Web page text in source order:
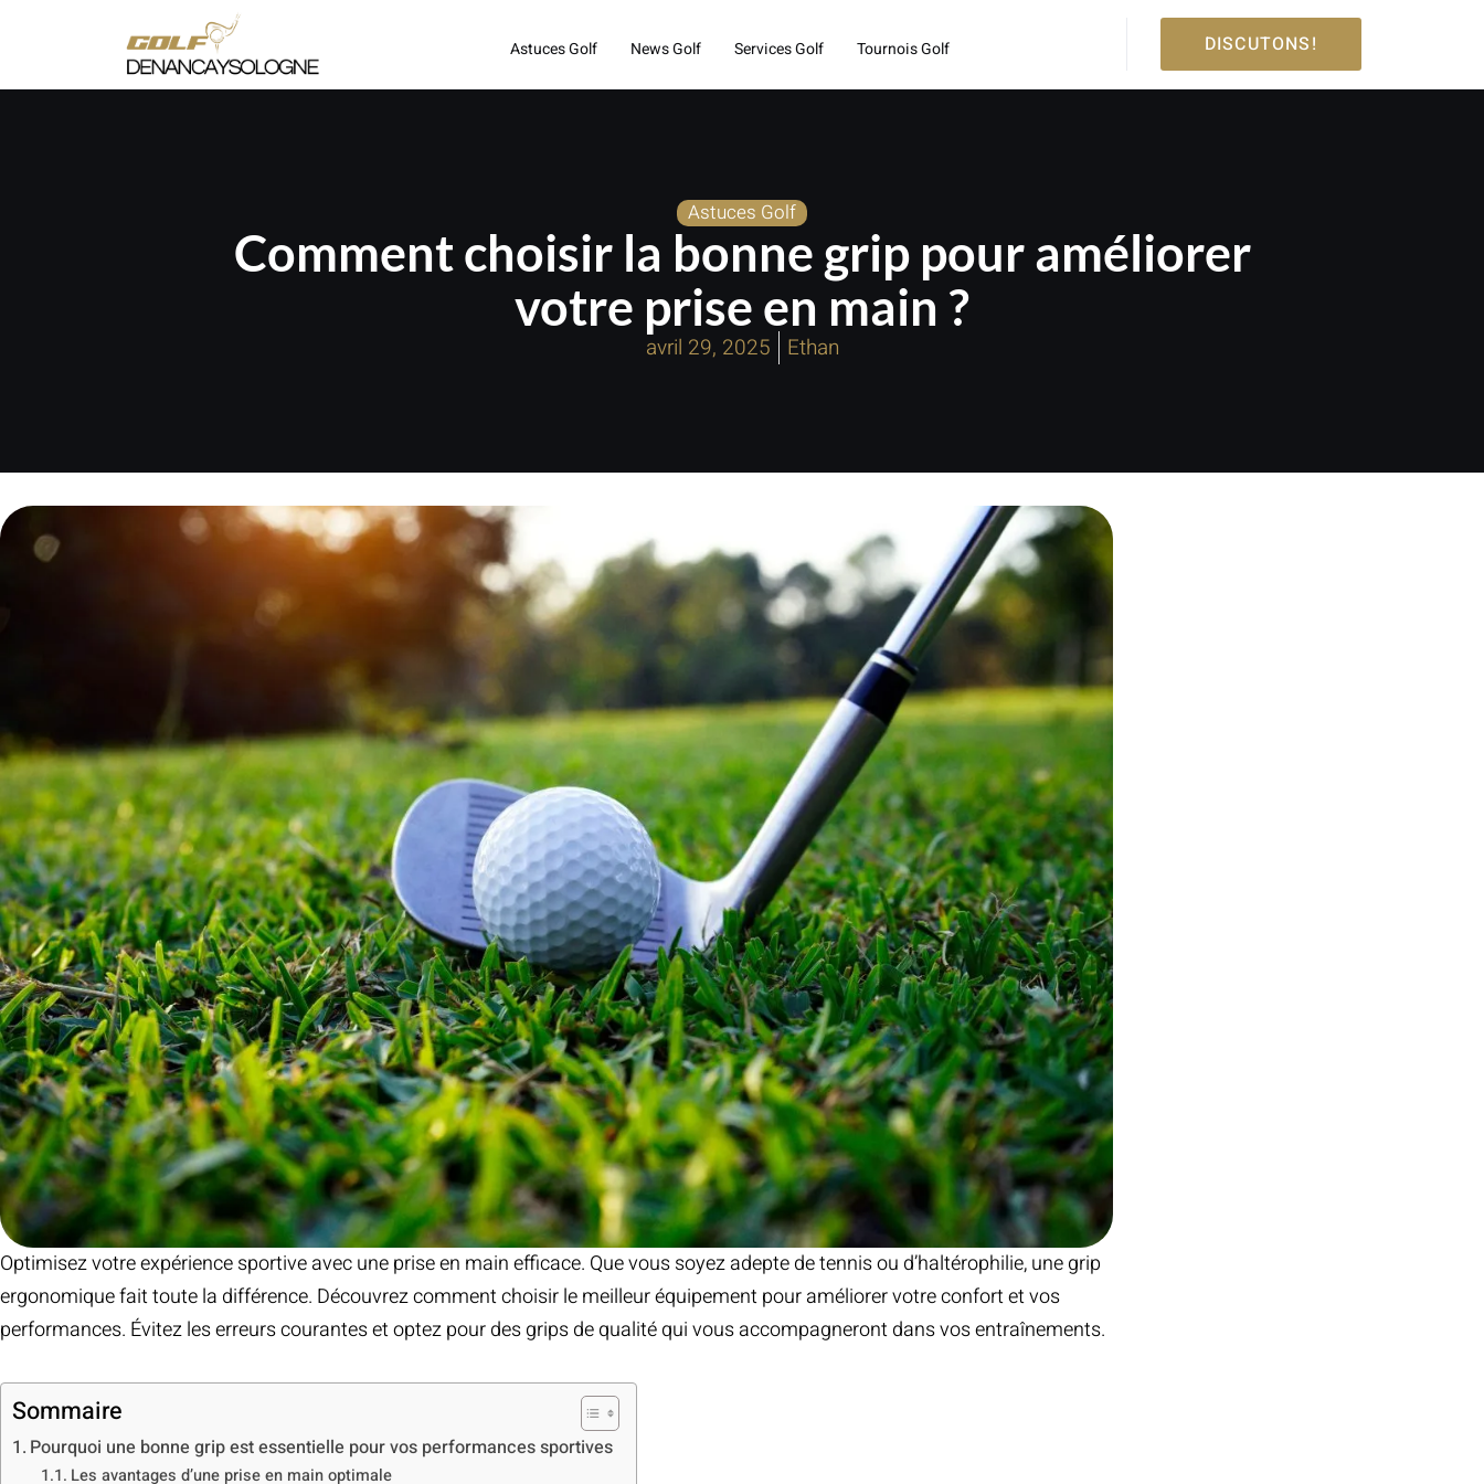
Astuces Golf News Golf Services Golf Tournois Golf DISCUTONS!
Astuces Golf
Comment choisir la bonne grip pour améliorer
votre prise en main ?
avril 29, 2025 Ethan
Optimisez votre expérience sportive avec une prise en main efficace. Que vous soyez adepte de tennis ou d’haltérophilie, une grip
ergonomique fait toute la différence. Découvrez comment choisir le meilleur équipement pour améliorer votre confort et vos
performances. Évitez les erreurs courantes et optez pour des grips de qualité qui vous accompagneront dans vos entraînements.
Sommaire
Pourquoi une bonne grip est essentielle pour vos performances sportives
Les avantages d’une prise en main optimale